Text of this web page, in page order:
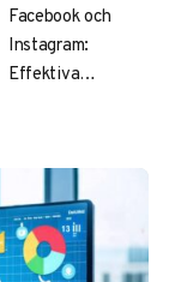
Facebook och
Instagram:
Effektiva
föränderliga
världen av sociala
medier fortsätter